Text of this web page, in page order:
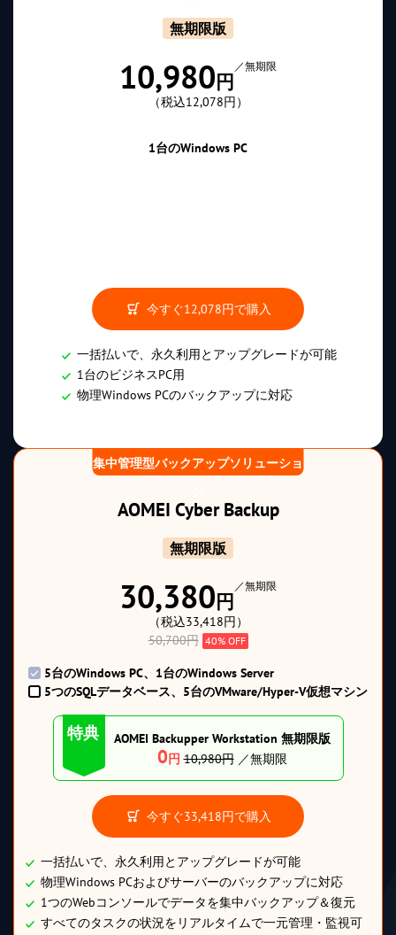
無期限版
10,980円
／無期限
（税込12,078円）
1台のWindows PC
今すぐ12,078円で購入
一括払いで、永久利用とアップグレードが可能
1台のビジネスPC用
物理Windows PCのバックアップに対応
集中管理型バックアップソリューショ
AOMEI Cyber Backup
無期限版
30,380円
／無期限
（税込33,418円）
50,700円 40% OFF
5台のWindows PC、1台のWindows Server
5つのSQLデータベース、5台のVMware/Hyper-V仮想マシン
特典 AOMEI Backupper Workstation 無期限版
0円10,980円 ／無期限
今すぐ33,418円で購入
一括払いで、永久利用とアップグレードが可能
物理Windows PCおよびサーバーのバックアップに対応
1つのWebコンソールでデータを集中バックアップ＆復元
すべてのタスクの状況をリアルタイムで一元管理・監視可